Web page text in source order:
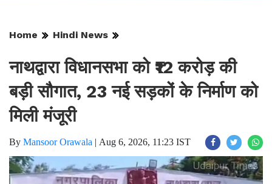
Home Hindi News
नाथद्वारा विधानसभा को ₹12 करोड़ की
बड़ी सौगात, 23 नई सड़कों के निर्माण को
मिली मंजूरी
By Mansoor Orawala | Aug 6, 2026, 11:23 IST